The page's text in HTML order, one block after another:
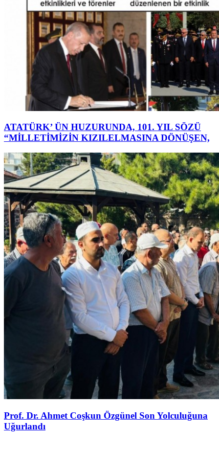
ATATÜRK’ ÜN HUZURUNDA, 101. YIL SÖZÜ
“MİLLETİMİZİN KIZILELMASINA DÖNÜŞEN,
Prof. Dr. Ahmet Coşkun Özgünel Son Yolculuğuna
Uğurlandı